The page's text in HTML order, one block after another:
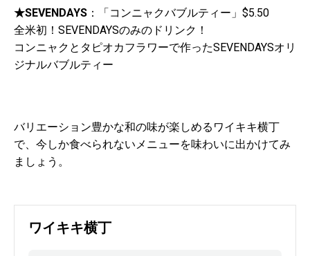
★SEVENDAYS ：「コンニャクバブルティー」$5.50
全米初！SEVENDAYSのみのドリンク！
コンニャクとタピオカフラワーで作ったSEVENDAYSオリ
ジナルバブルティー
バリエーション豊かな和の味が楽しめるワイキキ横丁
で、今しか食べられないメニューを味わいに出かけてみ
ましょう。
ワイキキ横丁